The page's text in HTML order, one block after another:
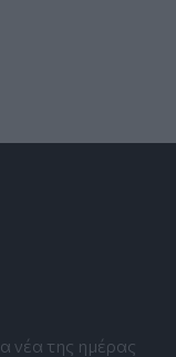
νέα της ημέρας